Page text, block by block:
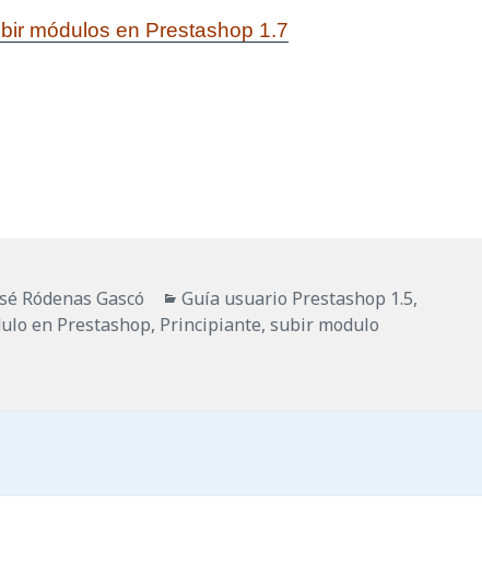
módulos en Prestashop 1.7
Ródenas Gascó Categorías
Guía usuario Prestashop 1.5,
en Prestashop, Principiante,subir modulo